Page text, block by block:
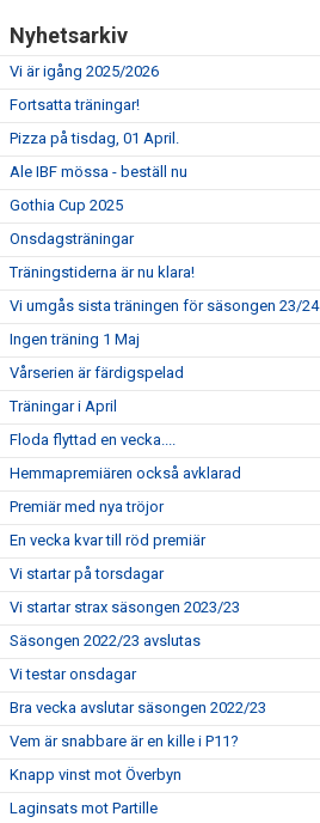
Nyhetsarkiv
Vi är igång 2025/2026
Fortsatta träningar!
Pizza på tisdag, 01 April.
Ale IBF mössa - beställ nu
Gothia Cup 2025
Onsdagsträningar
Träningstiderna är nu klara!
Vi umgås sista träningen för säsongen 23/24
Ingen träning 1 Maj
Vårserien är färdigspelad
Träningar i April
Floda flyttad en vecka....
Hemmapremiären också avklarad
Premiär med nya tröjor
En vecka kvar till röd premiär
Vi startar på torsdagar
Vi startar strax säsongen 2023/23
Säsongen 2022/23 avslutas
Vi testar onsdagar
Bra vecka avslutar säsongen 2022/23
Vem är snabbare är en kille i P11?
Knapp vinst mot Överbyn
Laginsats mot Partille